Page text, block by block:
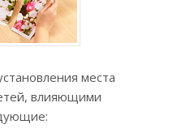
места
влияющими